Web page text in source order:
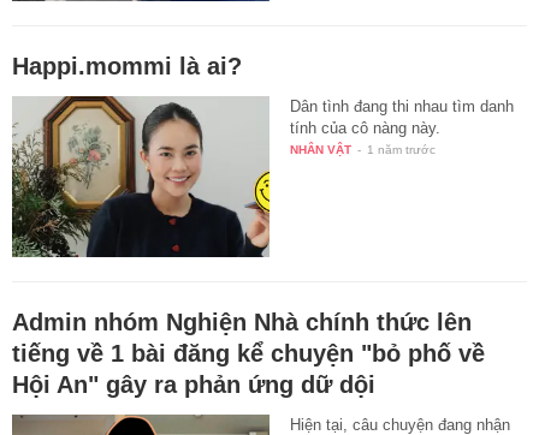
Happi.mommi là ai?
Dân tình đang thi nhau tìm danh
tính của cô nàng này.
NHÂN VẬT - 1 năm trước
Admin nhóm Nghiện Nhà chính thức lên
tiếng về 1 bài đăng kể chuyện "bỏ phố về
Hội An" gây ra phản ứng dữ dội
Hiện tại, câu chuyện đang nhận